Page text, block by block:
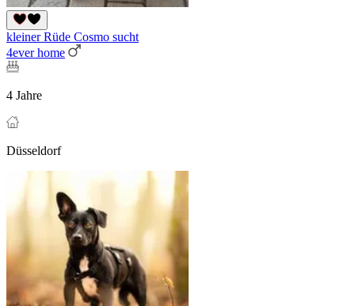
kleiner Rüde Cosmo sucht
4ever home
4 Jahre
Düsseldorf